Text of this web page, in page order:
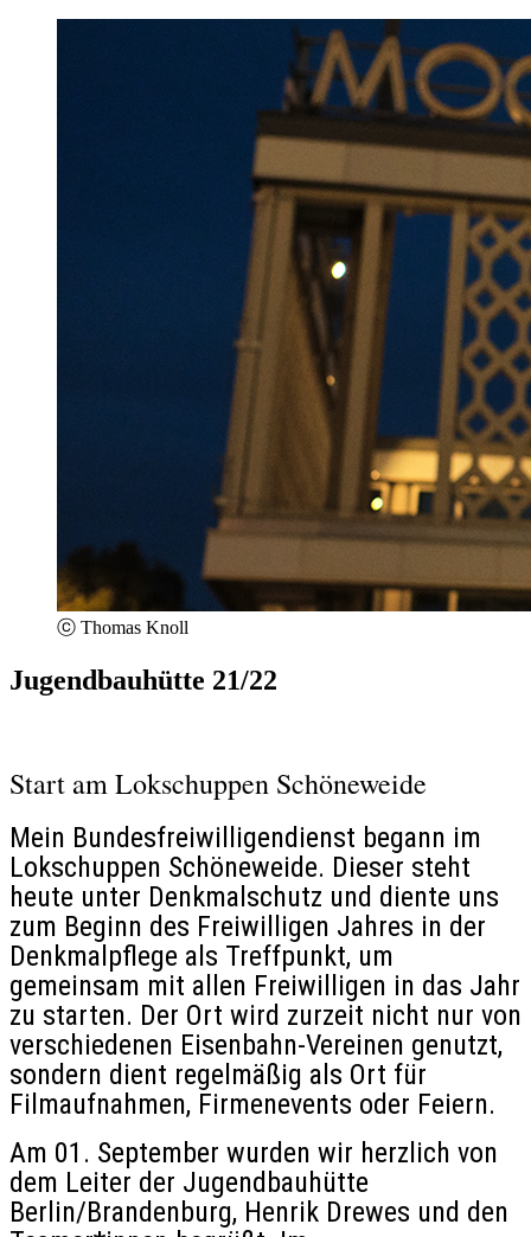
ⓒ Thomas Knoll
Jugendbauhütte 21/22
Start am Lokschuppen Schöneweide
Mein Bundesfreiwilligendienst begann im
Lokschuppen Schöneweide. Dieser steht
heute unter Denkmalschutz und diente uns
zum Beginn des Freiwilligen Jahres in der
Denkmalpflege als Treffpunkt, um
gemeinsam mit allen Freiwilligen in das Jahr
zu starten. Der Ort wird zurzeit nicht nur von
verschiedenen Eisenbahn-Vereinen genutzt,
sondern dient regelmäßig als Ort für
Filmaufnahmen, Firmenevents oder Feiern.
Am 01. September wurden wir herzlich von
dem Leiter der Jugendbauhütte
Berlin/Brandenburg, Henrik Drewes und den